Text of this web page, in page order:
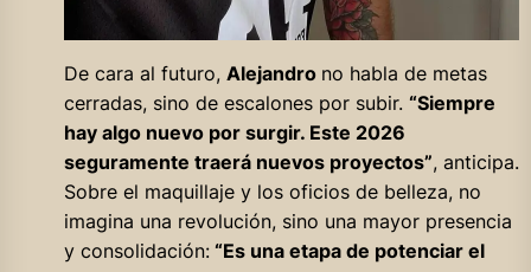
De cara al futuro, Alejandro no habla de metas
cerradas, sino de escalones por subir. “Siempre
hay algo nuevo por surgir. Este 2026
seguramente traerá nuevos proyectos”, anticipa.
Sobre el maquillaje y los oficios de belleza, no
imagina una revolución, sino una mayor presencia
y consolidación:“Es una etapa de potenciar el